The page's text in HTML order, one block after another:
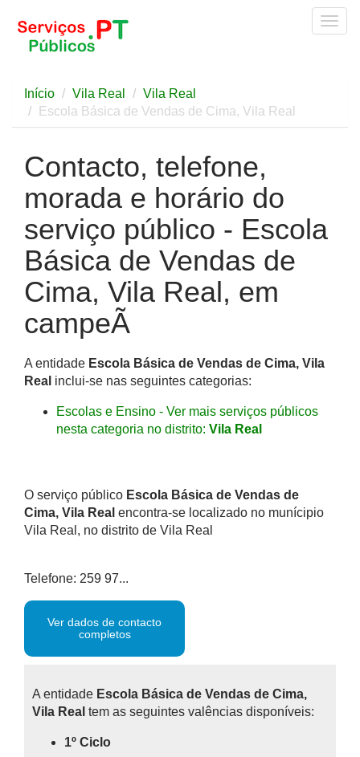
Início Vila Real
Vila Real
Escola Básica de Vendas de Cima, Vila Real
Contacto, telefone,
morada e horário do
serviço público - Escola
Básica de Vendas de
Cima, Vila Real, em
campeÃ
A entidade Escola Básica de Vendas de Cima, Vila
Real inclui-se nas seguintes categorias:
Escolas e Ensino - Ver mais serviços públicos
nesta categoria no distrito: Vila Real
O serviço público Escola Básica de Vendas de
Cima, Vila Real encontra-se localizado no munícipio
Vila Real, no distrito de Vila Real
Telefone: 259 97...
Ver dados de contacto
completos
A entidade Escola Básica de Vendas de Cima,
Vila Real tem as seguintes valências disponíveis:
1º Ciclo